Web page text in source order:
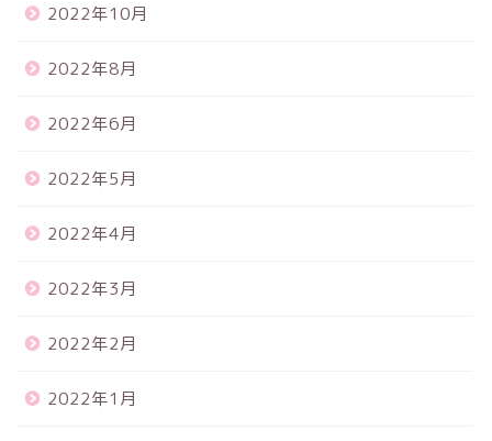
2022年10月
2022年8月
2022年6月
2022年5月
2022年4月
2022年3月
2022年2月
2022年1月